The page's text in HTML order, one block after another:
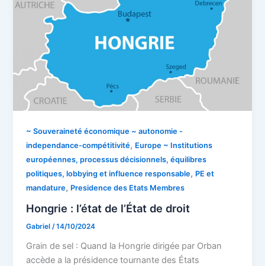
~ Souveraineté économique ~ autonomie -
independance-compétitivité, Europe ~ Institutions
européennes, processus décisionnels, équilibres
politiques, lobbying et influence responsable, PE et
mandature, Presidence des Etats Membres
Hongrie : l’état de l’État de droit
Gabriel/14/10/2024
Grain de sel : Quand la Hongrie dirigée par Orban
accède a la présidence tournante des États